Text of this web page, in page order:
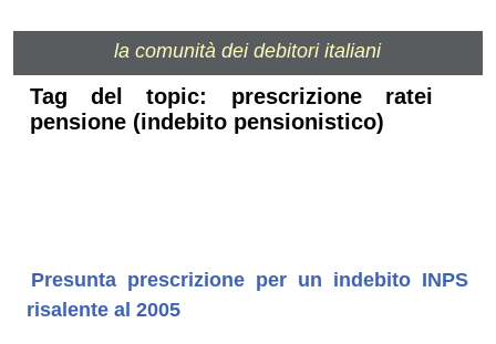
la comunità dei debitori italiani
Tag del topic: prescrizione ratei
pensione (indebito pensionistico)
Presunta prescrizione per un indebito INPS
risalente al 2005